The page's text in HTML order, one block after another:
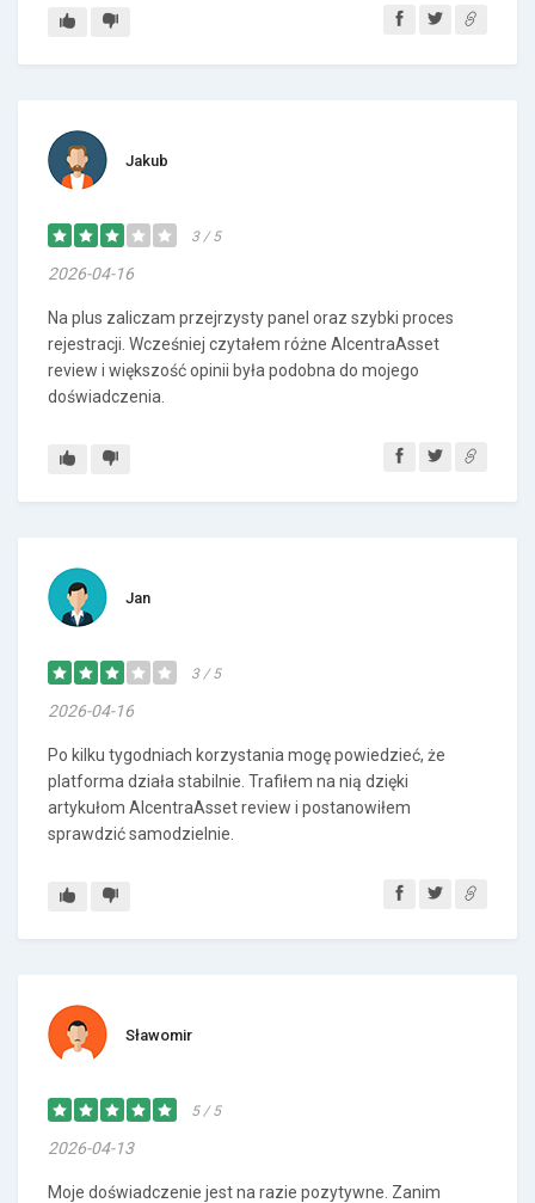
Jakub
3 / 5
2026-04-16
Na plus zaliczam przejrzysty panel oraz szybki proces
rejestracji. Wcześniej czytałem różne AlcentraAsset
review i większość opinii była podobna do mojego
doświadczenia.
Jan
3 / 5
2026-04-16
Po kilku tygodniach korzystania mogę powiedzieć, że
platforma działa stabilnie. Trafiłem na nią dzięki
artykułom AlcentraAsset review i postanowiłem
sprawdzić samodzielnie.
Sławomir
5 / 5
2026-04-13
Moje doświadczenie jest na razie pozytywne. Zanim